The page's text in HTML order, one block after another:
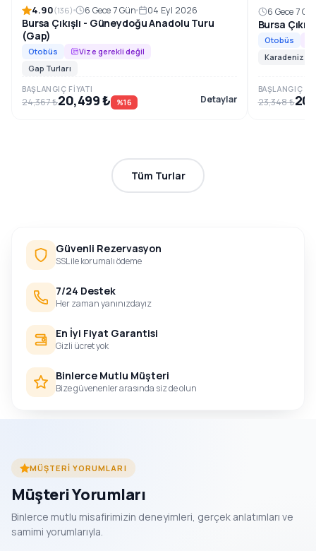
4.90(136) 6 Gece 7 Gün 04 Eyl 2026
Bursa Çıkışlı - Güneydoğu Anadolu Turu
(Gap)
Otobüs
Vize gerekli değil
Gap Turları
BAŞLANGIÇ FIYATI
24,367 ₺20,499 ₺ %16 Detaylar
6 Gece 7
Bursa
Otobüs
Karadeniz
BAŞLANGIÇ
23,348 ₺
Tüm Turlar
Güvenli Rezervasyon
SSL ile korumalı ödeme
7/24 Destek
Her zaman yanınızdayız
En İyi Fiyat Garantisi
Gizli ücret yok
Binlerce Mutlu Müşteri
Bize güvenenler arasında siz de olun
MÜŞTERI YORUMLARI
Müşteri Yorumları
Binlerce mutlu misafirimizin deneyimleri, gerçek anlatımları ve
samimi yorumlarıyla.